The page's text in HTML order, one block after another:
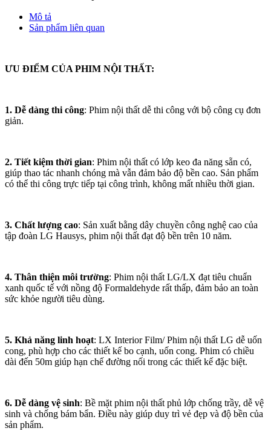
Mô tả
Sản phẩm liên quan
ƯU ĐIỂM CỦA PHIM NỘI THẤT:
1. Dễ dàng thi công: Phim nội thất dễ thi công với bộ công cụ đơn
giản.
2. Tiết kiệm thời gian: Phim nội thất có lớp keo đa năng sẵn có,
giúp thao tác nhanh chóng mà vẫn đảm bảo độ bền cao. Sản phẩm
có thể thi công trực tiếp tại công trình, không mất nhiều thời gian.
3. Chất lượng cao: Sản xuất bằng dây chuyền công nghệ cao của
tập đoàn LG Hausys, phim nội thất đạt độ bền trên 10 năm.
4. Thân thiện môi trường: Phim nội thất LG/LX đạt tiêu chuẩn
xanh quốc tế với nồng độ Formaldehyde rất thấp, đảm bảo an toàn
sức khỏe người tiêu dùng.
5. Khả năng linh hoạt: LX Interior Film/ Phim nội thất LG dễ uốn
cong, phù hợp cho các thiết kế bo cạnh, uốn cong. Phim có chiều
dài đến 50m giúp hạn chế đường nối trong các thiết kế đặc biệt.
6. Dễ dàng vệ sinh: Bề mặt phim nội thất phủ lớp chống trầy, dễ vệ
sinh và chống bám bẩn. Điều này giúp duy trì vẻ đẹp và độ bền của
sản phẩm.